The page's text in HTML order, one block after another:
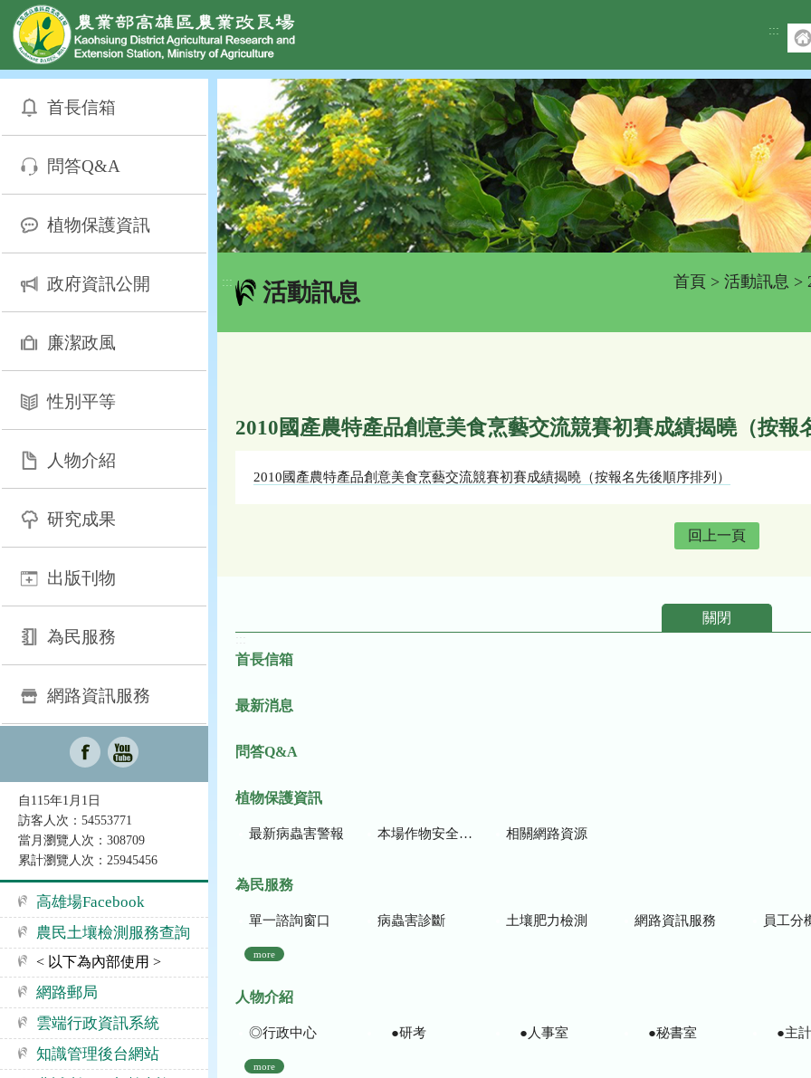
網頁置頂
:::
首長信箱
問答Q&A
植物保護資訊
政府資訊公開
廉潔政風
性別平等
人物介紹
研究成果
出版刊物
為民服務
網路資訊服務
自115年1月1日
訪客人次：54553771
當月瀏覽人次：308709
累計瀏覽人次：25945456
高雄場Facebook
農民土壤檢測服務查詢
< 以下為內部使用 >
網路郵局
雲端行政資訊系統
知識管理後台網站
::: 活動訊息 首頁 > 活動訊息 >
2010國產農特產品創意美食烹藝交流競賽初賽成績揭曉（按報
2010國產農特產品創意美食烹藝交流競賽初賽成績揭曉（按報名先後順序排列）
回上一頁
關閉
首長信箱
最新消息
問答Q&A
植物保護資訊
最新病蟲害警報 本場作物安全用藥資訊 相關網路資源
為民服務
單一諮詢窗口 病蟲害診斷 土壤肥力檢測 網路資訊服務 員工分
more
人物介紹
◎行政中心 ●研考 ●人事室 ●秘書室 ●主
more